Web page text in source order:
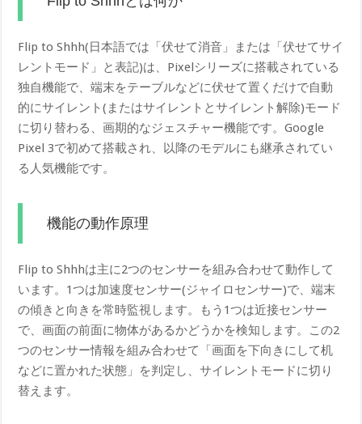
Flip to Shhh(日本語では「伏せて消音」または「伏せてサイ
レントモード」と表記)は、Pixelシリーズに搭載されている
独自機能で、端末をテーブルなどに伏せて置くだけで自動
的にサイレント(またはサイレントとサイレント解除)モード
に切り替わる、画期的なジェスチャー機能です。Google
Pixel 3で初めて搭載され、以降のモデルにも継承されてい
る人気機能です。
機能の動作原理
Flip to Shhhは主に2つのセンサーを組み合わせて動作して
います。1つは加速度センサー(ジャイロセンサー)で、端末
の傾きと向きを常時監視します。もう1つは近接センサー
で、画面の前面に物体があるかどうかを検知します。この2
つのセンサー情報を組み合わせて「画面を下向きにして机
などに置かれた状態」を判定し、サイレントモードに切り
替えます。